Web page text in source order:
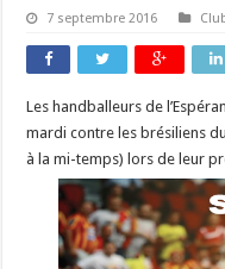
7 septembre 2016
Les handballeurs de
mardi contre les brésiliens
à la mi-temps) lors de leur